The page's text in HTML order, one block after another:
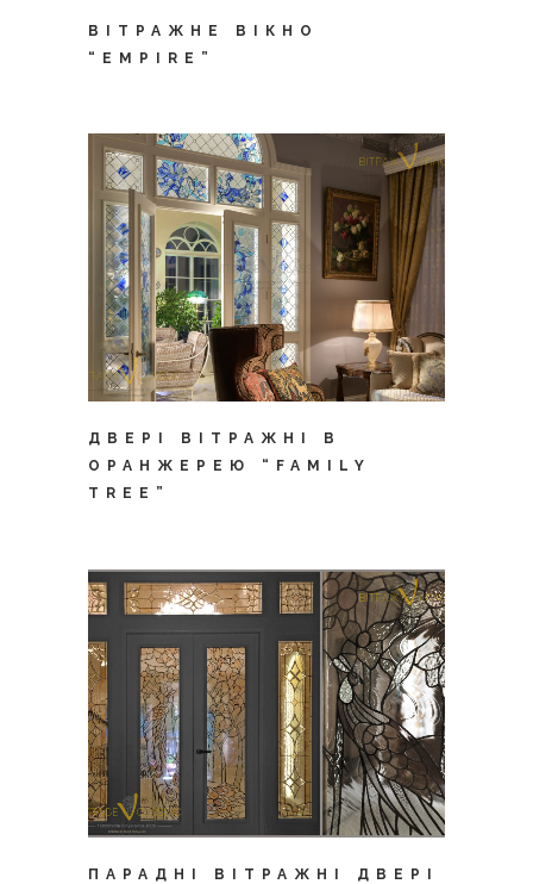
ВІТРАЖНЕ ВІКНО
“EMPIRE”
ДВЕРІ ВІТРАЖНІ В
ОРАНЖЕРЕЮ “FAMILY
TREE”
ПАРАДНІ ВІТРАЖНІ ДВЕРІ